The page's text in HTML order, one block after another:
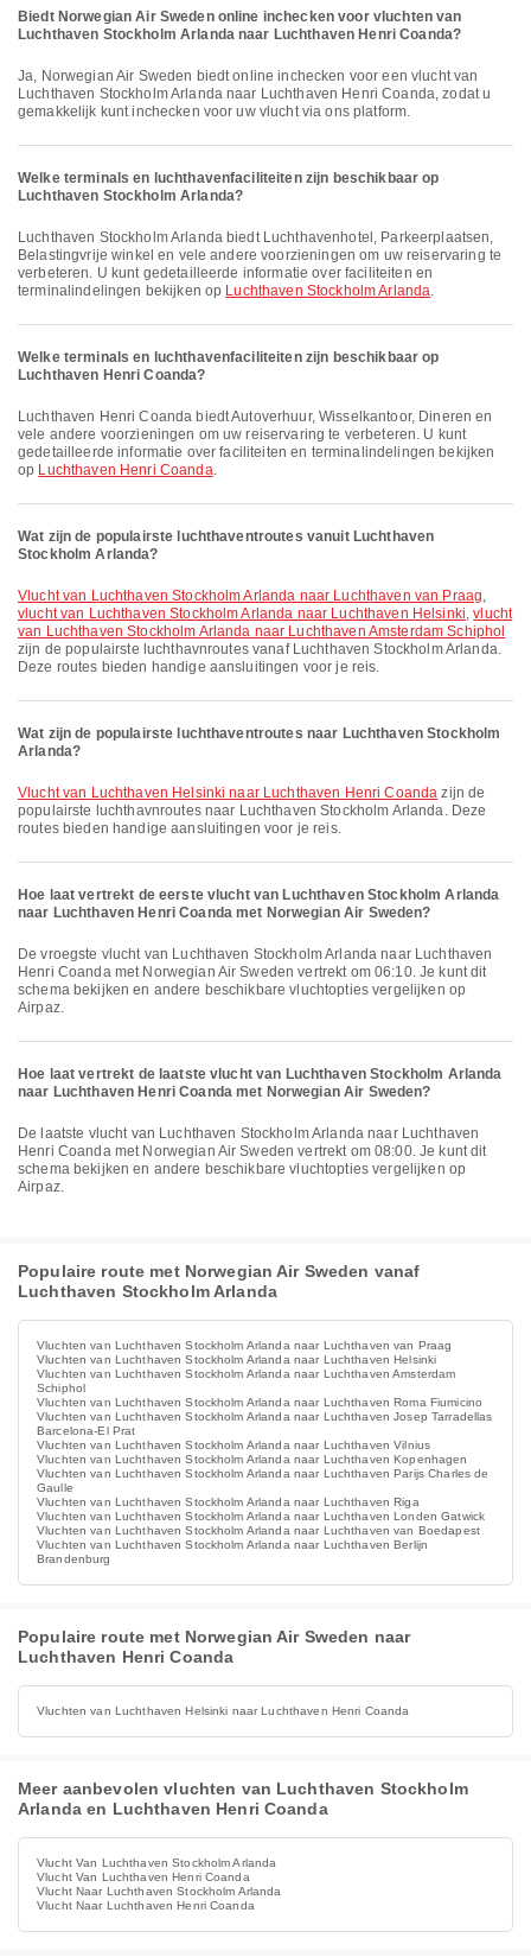
Biedt Norwegian Air Sweden online inchecken voor vluchten van
Luchthaven Stockholm Arlanda naar Luchthaven Henri Coanda?
Ja, Norwegian Air Sweden biedt online inchecken voor een vlucht van
Luchthaven Stockholm Arlanda naar Luchthaven Henri Coanda, zodat u
gemakkelijk kunt inchecken voor uw vlucht via ons platform.
Welke terminals en luchthavenfaciliteiten zijn beschikbaar op
Luchthaven Stockholm Arlanda?
Luchthaven Stockholm Arlanda biedt Luchthavenhotel, Parkeerplaatsen,
Belastingvrije winkel en vele andere voorzieningen om uw reiservaring te
verbeteren. U kunt gedetailleerde informatie over faciliteiten en
terminalindelingen bekijken op Luchthaven Stockholm Arlanda.
Welke terminals en luchthavenfaciliteiten zijn beschikbaar op
Luchthaven Henri Coanda?
Luchthaven Henri Coanda biedt Autoverhuur, Wisselkantoor, Dineren en
vele andere voorzieningen om uw reiservaring te verbeteren. U kunt
gedetailleerde informatie over faciliteiten en terminalindelingen bekijken
op Luchthaven Henri Coanda.
Wat zijn de populairste luchthaventroutes vanuit Luchthaven
Stockholm Arlanda?
vlucht van Luchthaven Stockholm Arlanda naar Luchthaven van Praag,
vlucht van Luchthaven Stockholm Arlanda naar Luchthaven Helsinki,vlucht
van Luchthaven Stockholm Arlanda naar Luchthaven Amsterdam Schiphol
zijn de populairste luchthavnroutes vanaf Luchthaven Stockholm Arlanda.
Deze routes bieden handige aansluitingen voor je reis.
Wat zijn de populairste luchthaventroutes naar Luchthaven Stockholm
Arlanda?
vlucht van Luchthaven Helsinki naar Luchthaven Henri Coanda zijn de
populairste luchthavnroutes naar Luchthaven Stockholm Arlanda. Deze
routes bieden handige aansluitingen voor je reis.
Hoe laat vertrekt de eerste vlucht van Luchthaven Stockholm Arlanda
naar Luchthaven Henri Coanda met Norwegian Air Sweden?
De vroegste vlucht van Luchthaven Stockholm Arlanda naar Luchthaven
Henri Coanda met Norwegian Air Sweden vertrekt om 06:10. Je kunt dit
schema bekijken en andere beschikbare vluchtopties vergelijken op
Airpaz.
Hoe laat vertrekt de laatste vlucht van Luchthaven Stockholm Arlanda
naar Luchthaven Henri Coanda met Norwegian Air Sweden?
De laatste vlucht van Luchthaven Stockholm Arlanda naar Luchthaven
Henri Coanda met Norwegian Air Sweden vertrekt om 08:00. Je kunt dit
schema bekijken en andere beschikbare vluchtopties vergelijken op
Airpaz.
Populaire route met Norwegian Air Sweden vanaf
Luchthaven Stockholm Arlanda
Vluchten van Luchthaven Stockholm Arlanda naar Luchthaven van Praag
Vluchten van Luchthaven Stockholm Arlanda naar Luchthaven Helsinki
Vluchten van Luchthaven Stockholm Arlanda naar Luchthaven Amsterdam
Schiphol
Vluchten van Luchthaven Stockholm Arlanda naar Luchthaven Roma Fiumicino
Vluchten van Luchthaven Stockholm Arlanda naar Luchthaven Josep Tarradellas
Barcelona-El Prat
Vluchten van Luchthaven Stockholm Arlanda naar Luchthaven Vilnius
Vluchten van Luchthaven Stockholm Arlanda naar Luchthaven Kopenhagen
Vluchten van Luchthaven Stockholm Arlanda naar Luchthaven Parijs Charles de
Gaulle
Vluchten van Luchthaven Stockholm Arlanda naar Luchthaven Riga
Vluchten van Luchthaven Stockholm Arlanda naar Luchthaven Londen Gatwick
Vluchten van Luchthaven Stockholm Arlanda naar Luchthaven van Boedapest
Vluchten van Luchthaven Stockholm Arlanda naar Luchthaven Berlijn
Brandenburg
Populaire route met Norwegian Air Sweden naar
Luchthaven Henri Coanda
Vluchten van Luchthaven Helsinki naar Luchthaven Henri Coanda
Meer aanbevolen vluchten van Luchthaven Stockholm
Arlanda en Luchthaven Henri Coanda
Vlucht Van Luchthaven Stockholm Arlanda
Vlucht Van Luchthaven Henri Coanda
Vlucht Naar Luchthaven Stockholm Arlanda
Vlucht Naar Luchthaven Henri Coanda